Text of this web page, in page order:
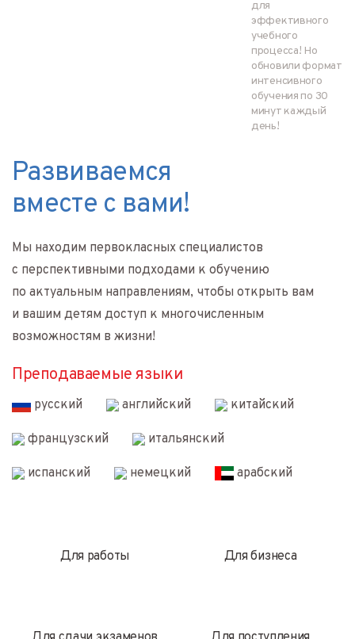
для
эффективного
учебного
процесса! Но
обновили формат
интенсивного
обучения по 30
минут каждый
день!
Развиваемся
вместе с вами!
Мы находим первокласных специалистов
с перспективными подходами к обучению
по актуальным направлениям, чтобы открыть вам
и вашим детям доступ к многочисленным
возможностям в жизни!
Преподаваемые языки
русский английский китайский
французский итальянский
испанский немецкий арабский
Для работы Для бизнеса